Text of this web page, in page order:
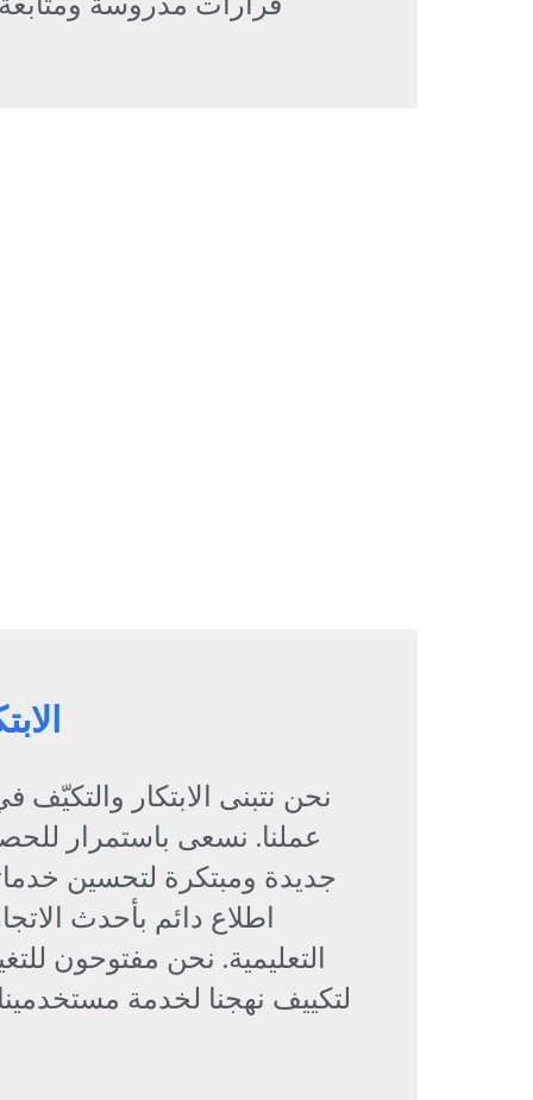
نحن نتبنى الابتكار
عملنا. نسعى باستمرار
جديدة ومبتكرة لتحسين
اطلاع دائم بأحدث
التعليمية. نحن مفتوحون
لتكييف نهجنا لخدمة